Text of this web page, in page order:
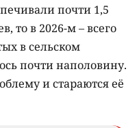
почти 1,5
то в 2026-м – всего
в сельском
почти наполовину.
и стараются её